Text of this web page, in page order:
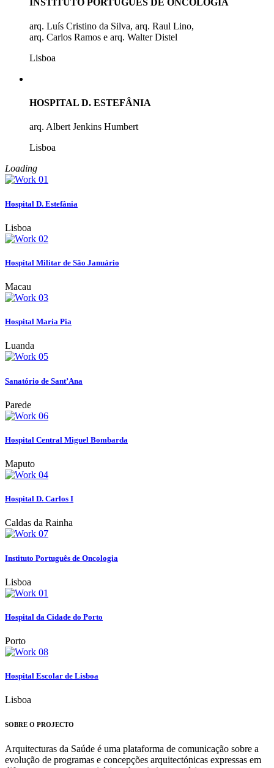
arq. Luís Cristino da Silva, arq. Raul Lino,
arq. Carlos Ramos e arq. Walter Distel
Lisboa
HOSPITAL D. ESTEFÂNIA
arq. Albert Jenkins Humbert
Lisboa
Loading
Hospital D. Estefânia
Lisboa
Hospital Militar de São Januário
Macau
Hospital Maria Pia
Luanda
Sanatório de Sant’Ana
Parede
Hospital Central Miguel Bombarda
Maputo
Hospital D. Carlos I
Caldas da Rainha
Instituto Português de Oncologia
Lisboa
Hospital da Cidade do Porto
Porto
Hospital Escolar de Lisboa
Lisboa
SOBRE O PROJECTO
Arquitecturas da Saúde é uma plataforma de comunicação sobre a
evolução de programas e concepções arquitectónicas expressas em